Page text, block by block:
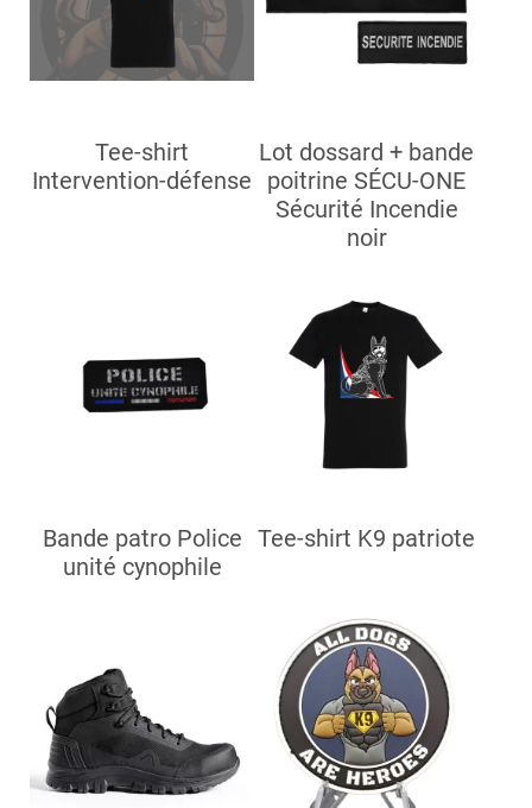
Tee-shirt
Intervention-défense
Lot dossard + bande
poitrine SÉCU-ONE
Sécurité Incendie
noir
Bande patro Police
unité cynophile
Tee-shirt K9 patriote